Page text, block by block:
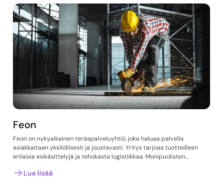
Feon
Feon on nykyaikainen teräspalveluyhtiö, joka haluaa palvella
asiakkaitaan yksilöllisesti ja joustavasti. Yritys tarjoaa tuotteilleen
erilaisia esikäsittelyjä ja tehokasta logistiikkaa. Monipuolisten…
Lue lisää